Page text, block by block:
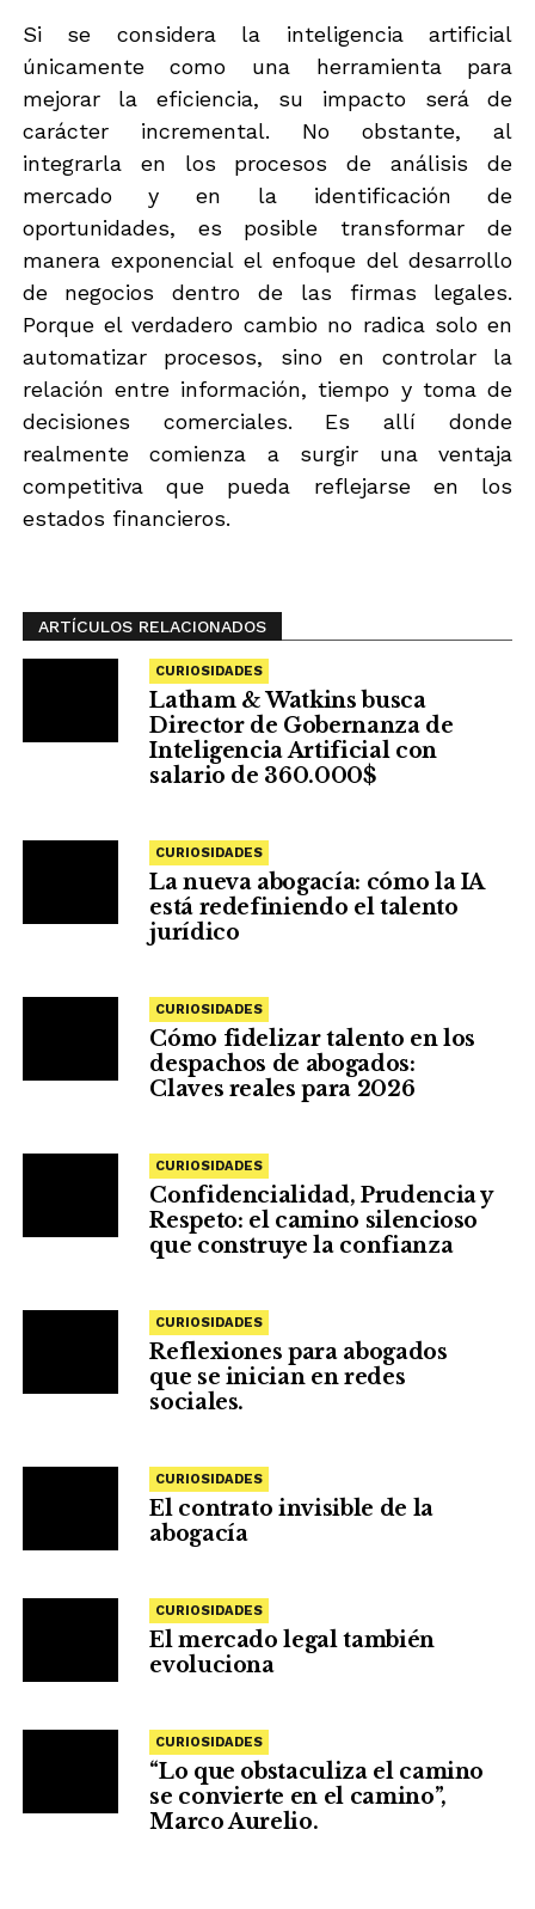
Si se considera la inteligencia artificial
únicamente como una herramienta para
mejorar la eficiencia, su impacto será de
carácter incremental. No obstante, al
integrarla en los procesos de análisis de
mercado y en la identificación de
oportunidades, es posible transformar de
manera exponencial el enfoque del desarrollo
de negocios dentro de las firmas legales.
Porque el verdadero cambio no radica solo en
automatizar procesos, sino en controlar la
relación entre información, tiempo y toma de
decisiones comerciales. Es allí donde
realmente comienza a surgir una ventaja
competitiva que pueda reflejarse en los
estados financieros.
ARTÍCULOS RELACIONADOS
CURIOSIDADES
Latham & Watkins busca
Director de Gobernanza de
Inteligencia Artificial con
salario de 360.000$
CURIOSIDADES
La nueva abogacía: cómo la IA
está redefiniendo el talento
jurídico
CURIOSIDADES
Cómo fidelizar talento en los
despachos de abogados:
Claves reales para 2026
CURIOSIDADES
Confidencialidad, Prudencia y
Respeto: el camino silencioso
que construye la confianza
CURIOSIDADES
Reflexiones para abogados
que se inician en redes
sociales.
CURIOSIDADES
El contrato invisible de la
abogacía
CURIOSIDADES
El mercado legal también
evoluciona
CURIOSIDADES
“Lo que obstaculiza el camino
se convierte en el camino”,
Marco Aurelio.